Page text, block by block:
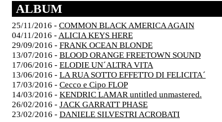
ALBUM
25/11/2016 - COMMON BLACK AMERICA AGAIN
04/11/2016 - ALICIA KEYS HERE
29/09/2016 - FRANK OCEAN BLONDE
13/07/2016 - BLOOD ORANGE FREETOWN SOUND
17/06/2016 - ELODIE UN´ALTRA VITA
13/06/2016 - LA RUA SOTTO EFFETTO DI FELICITA´
17/03/2016 - Cecco e Cipo FLOP
14/03/2016 - KENDRIC LAMAR untitled unmastered.
26/02/2016 - JACK GARRATT PHASE
23/02/2016 - DANIELE SILVESTRI ACROBATI